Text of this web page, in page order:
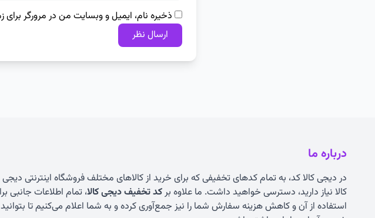
ذخیره نام، ایمیل و وبسایت من در مرورگر
درباره ما
در دیجی کالا کد، به تمام کدهای تخفیفی که برای خرید از کالاهای مختلف فروشگاه اینترنتی دیجی
کالا نیاز دارید، دسترسی خواهید داشت. ما علاوه برکد تخفیف دیجی کالا، تمام اطلاعات جانبی
استفاده از آن و کاهش هزینه سفارش شما را نیز جمع‌آوری کرده و به شما اعلام می‌کنیم تا بتوانید